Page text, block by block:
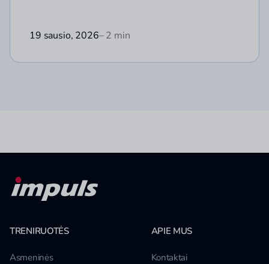
19 sausio, 2026– 2 min
TRENIRUOTĖS
Asmeninės
APIE MUS
Kontaktai